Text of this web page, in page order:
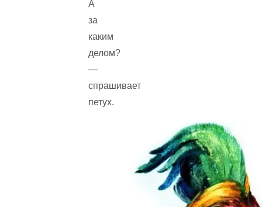
А
за
каким
делом?
—
спрашивает
петух.